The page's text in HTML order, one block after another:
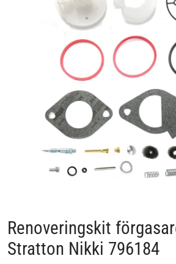
Renoveringskit
Stratton Nikki 796184